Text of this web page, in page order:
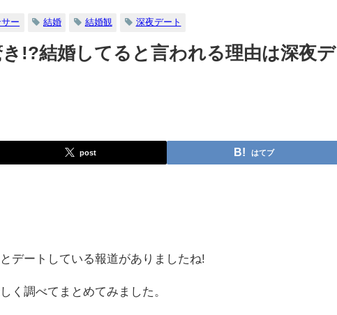
ー 結婚 結婚観 深夜デート
!?結婚してると言われる理由は深夜デ
post はてブ
デートしている報道がありましたね!
く調べてまとめてみました。